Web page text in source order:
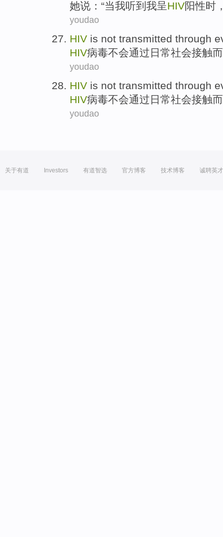
她说：“当我听到 我呈HIV阳性时
youdao
HIV is not transmitted through
HIV病毒不会通过 日常社会接触
youdao
HIV is not transmitted through
HIV病毒不会通过日常社会接触
youdao
关于有道 Investors 有道智选 官方博客 技术博客 诚聘英才